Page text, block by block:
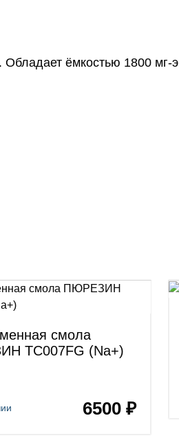
ёмкостью 1800 мг-
смола
TC007FG (Na+)
6500 ₽